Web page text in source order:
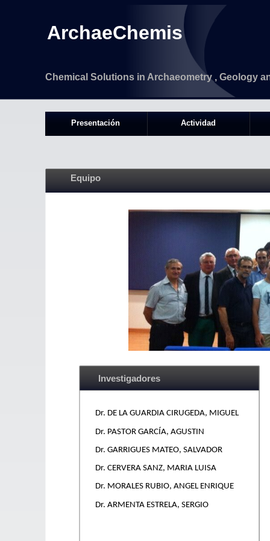
ArchaeChemis
Chemical Solutions in Archaeometry , Geology
Dr. DE LA GUARDIA CIRUGEDA, MIGUEL
Dr. PASTOR GARCÍA, AGUSTIN
Dr. GARRIGUES MATEO, SALVADOR
Dr. CERVERA SANZ, MARIA LUISA
Dr. MORALES RUBIO, ANGEL ENRIQUE
Dr. ARMENTA ESTRELA, SERGIO
Investigadores
Equipo
Presentación Actividad